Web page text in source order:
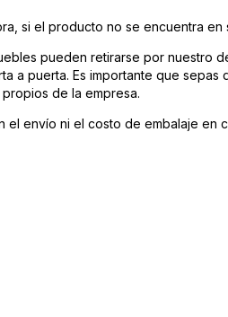
si el producto no se encuentra
pueden retirarse por nuestro
a puerta. Es importante que
de la empresa.
el envío ni el costo de embalaje en